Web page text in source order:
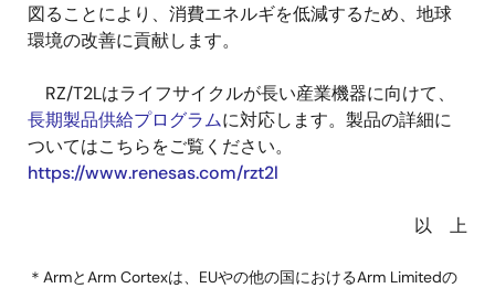
図ることにより、消費エネルギを低減するため、地球
環境の改善に貢献します。
RZ/T2Lはライフサイクルが長い産業機器に向けて、
長期製品供給プログラムに対応します。製品の詳細に
ついてはこちらをご覧ください。
https://www.renesas.com/rzt2l
以 上
＊ArmとArm Cortexは、EUやの他の国におけるArm Limitedの